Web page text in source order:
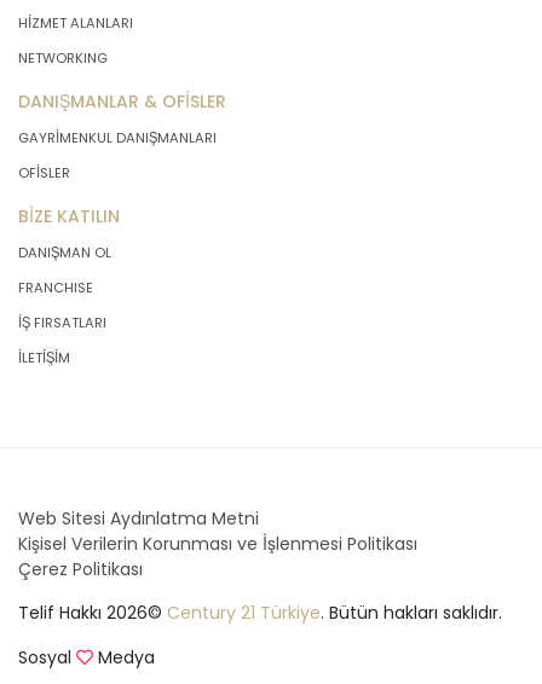
HİZMET ALANLARI
NETWORKING
DANIŞMANLAR & OFİSLER
GAYRİMENKUL DANIŞMANLARI
OFİSLER
BİZE KATILIN
DANIŞMAN OL
FRANCHISE
İŞ FIRSATLARI
İLETİŞİM
Web Sitesi Aydınlatma Metni
Kişisel Verilerin Korunması ve İşlenmesi Politikası
Çerez Politikası
Telif Hakkı 2026© Century 21 Türkiye. Bütün hakları saklıdır.
Sosyal
Medya